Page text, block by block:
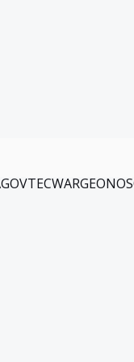
GOVTECWARGEO